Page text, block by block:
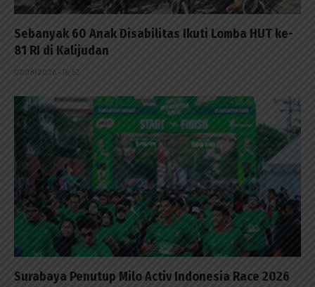
Sebanyak 60 Anak Disabilitas Ikuti Lomba HUT ke-
81 RI di Kalijudan
07/08/2026 - 15:53
Surabaya Penutup Milo Activ Indonesia Race 2026